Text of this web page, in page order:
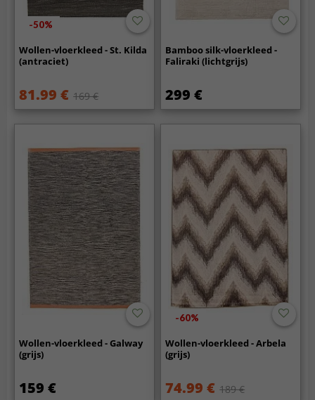
-50%
Wollen-vloerkleed - St. Kilda
(antraciet)
81.99 € 169 €
Bamboo silk-vloerkleed -
Faliraki (lichtgrijs)
299 €
Wollen-vloerkleed - Galway
(grijs)
159 €
-60%
Wollen-vloerkleed - Arbela
(grijs)
74.99 € 189 €